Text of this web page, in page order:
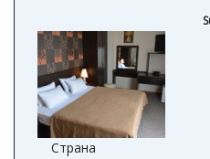
Страна
Грузия